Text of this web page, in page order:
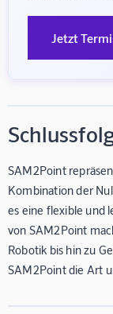
Jetzt
SAM2Point
Kombination der
es eine flexible und
von SAM2Point
Robotik bis hin zu
SAM2Point die Art